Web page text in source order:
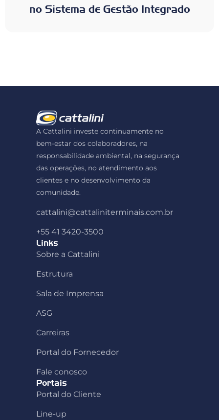
no Sistema de Gestão Integrado
A Cattalini investe continuamente no
bem-estar dos colaboradores, na
responsabilidade ambiental, na segurança
das operações, no atendimento aos
clientes e no desenvolvimento da
comunidade.
cattalini@cattaliniterminais.com.br
+55 41 3420-3500
Links
Sobre a Cattalini
Estrutura
Sala de Imprensa
ASG
Carreiras
Portal do Fornecedor
Fale conosco
Portais
Portal do Cliente
Line-up